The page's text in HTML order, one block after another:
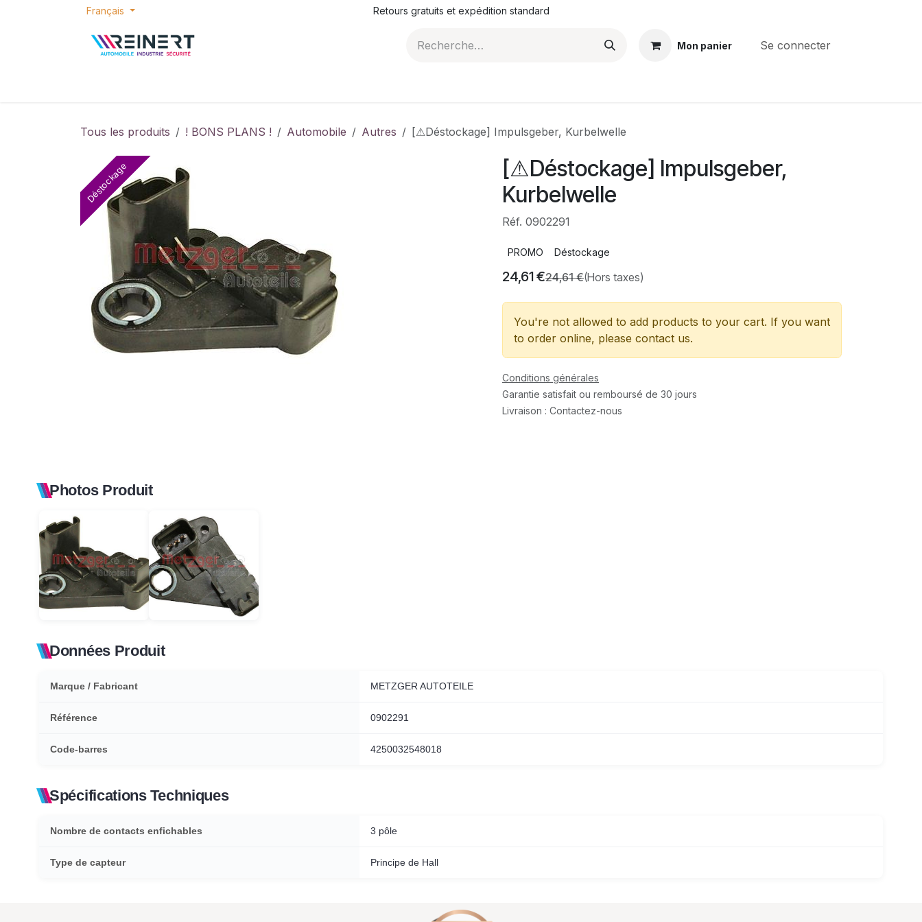
Se rendre au contenu
Français Retours gratuits et expédition standard
Mon panier Se connecter
Tous les produits ! BONS PLANS ! Automobile Autres [⚠Déstockage] Impulsgeber, Kurbelwelle
Déstockage
[⚠Déstockage] Impulsgeber,
Kurbelwelle
Réf. 0902291
PROMO Déstockage
24,61€24,61€(Hors taxes)
You're not allowed to add products to your cart. If you want
to order online, please contact us.
Conditions générales
Garantie satisfait ou remboursé de 30 jours
Livraison : Contactez-nous
Photos Produit
Données Produit
Marque / Fabricant METZGER AUTOTEILE
Référence 0902291
Code-barres 4250032548018
Spécifications Techniques
Nombre de contacts enfichables 3 pôle
Type de capteur Principe de Hall